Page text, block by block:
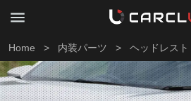
Home > 内装パーツ > ヘッドレス